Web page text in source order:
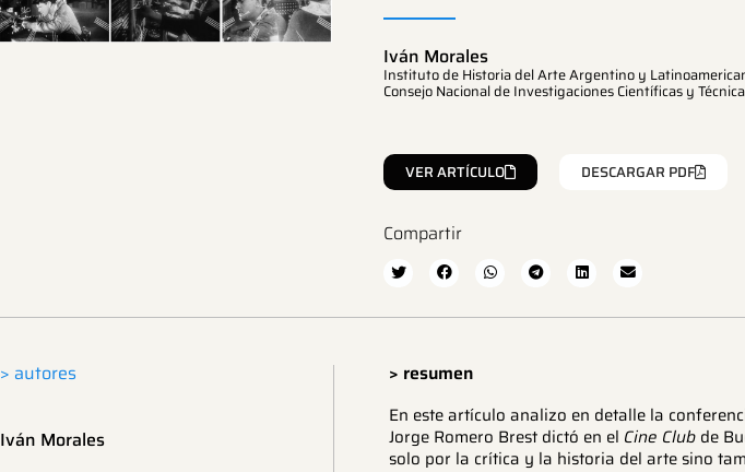
Iván Morales
Instituto de Historia del Arte Argentino y
Consejo Nacional de Investigaciones Científicas y
VER ARTÍCULO DESCARGAR PDF
Compartir
> autores
Iván Morales
> resumen
En este artículo analizo en detalle la
Jorge Romero Brest dictó en el Cine Club de
solo por la crítica y la historia del arte sino